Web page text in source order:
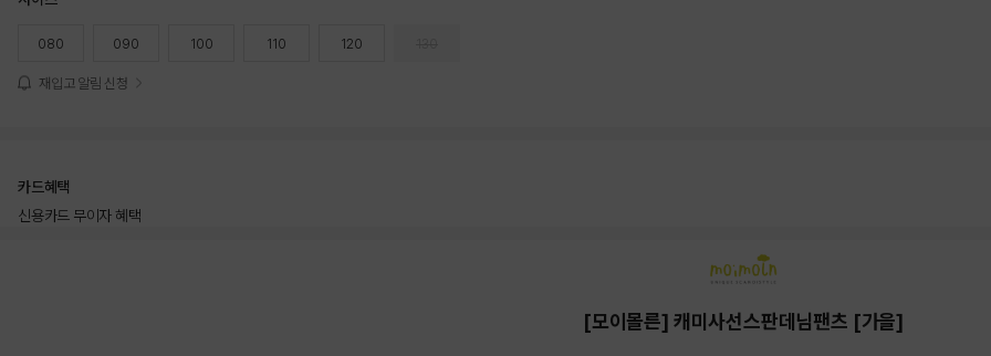
080 090 100 110 120
재입고 알림 신청
카드혜택
신용카드 무이자 혜택
[모이몰른] 캐미사선스판데님팬츠 [가을]